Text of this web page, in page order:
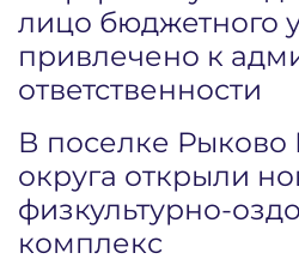
лицо бюджетного
привлечено к
ответственности
В поселке Рыково
округа открыли
физкультурно-
комплекс